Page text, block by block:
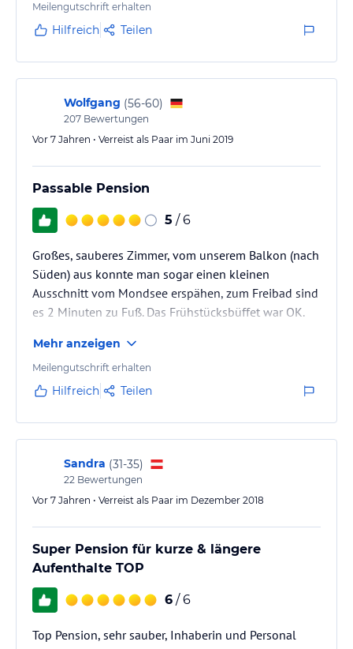
Meilengutschrift erhalten
Hilfreich Teilen
Wolfgang (56-60)
207 Bewertungen
Vor 7 Jahren • Verreist als Paar im Juni 2019
Passable Pension
5 / 6
Großes, sauberes Zimmer, vom unserem Balkon (nach
Süden) aus konnte man sogar einen kleinen
Ausschnitt vom Mondsee erspähen, zum Freibad sind
es 2 Minuten zu Fuß. Das Frühstücksbüffet war OK.
Mehr anzeigen
Meilengutschrift erhalten
Hilfreich Teilen
Sandra (31-35)
22 Bewertungen
Vor 7 Jahren • Verreist als Paar im Dezember 2018
Super Pension für kurze & längere
Aufenthalte TOP
6 / 6
Top Pension, sehr sauber, Inhaberin und Personal